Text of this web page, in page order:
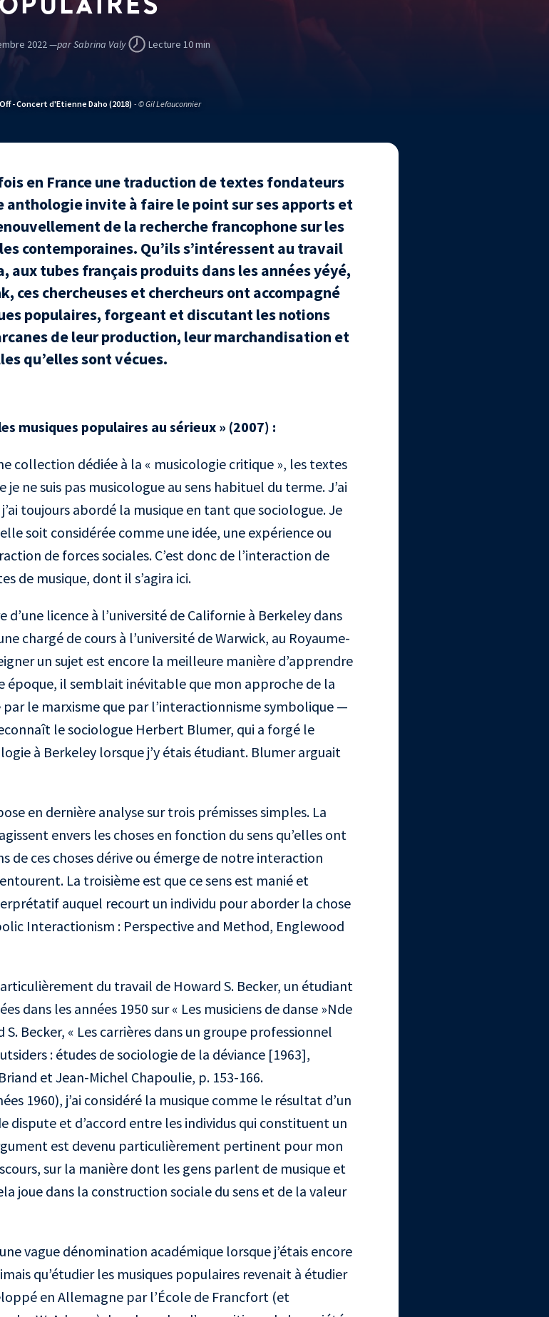
2022 —par Sabrina Valy Lecture 10 min
- Concert d'Etienne Daho (2018) - © Gil Lefauconnier
en France une traduction de textes fondateurs
anthologie invite à faire le point sur ses apports et
de la recherche francophone sur les
contemporaines. Qu’ils s’intéressent au travail
aux tubes français produits dans les années yéyé,
ces chercheuses et chercheurs ont accompagné
populaires, forgeant et discutant les notions
de leur production, leur marchandisation et
qu’elles sont vécues.
musiques populaires au sérieux » (2007) :
collection dédiée à la « musicologie critique », les textes
ne suis pas musicologue au sens habituel du terme. J’ai
toujours abordé la musique en tant que sociologue. Je
soit considérée comme une idée, une expérience ou
de forces sociales. C’est donc de l’interaction de
de musique, dont il s’agira ici.
d’une licence à l’université de Californie à Berkeley dans
chargé de cours à l’université de Warwick, au Royaume-
un sujet est encore la meilleure manière d’apprendre
époque, il semblait inévitable que mon approche de la
le marxisme que par l’interactionnisme symbolique —
le sociologue Herbert Blumer, qui a forgé le
à Berkeley lorsque j’y étais étudiant. Blumer arguait
en dernière analyse sur trois prémisses simples. La
envers les choses en fonction du sens qu’elles ont
de ces choses dérive ou émerge de notre interaction
La troisième est que ce sens est manié et
auquel recourt un individu pour aborder la chose
Interactionism : Perspective and Method, Englewood
du travail de Howard S. Becker, un étudiant
dans les années 1950 sur « Les musiciens de danse »Nde
Becker, « Les carrières dans un groupe professionnel
: études de sociologie de la déviance [1963],
et Jean-Michel Chapoulie, p. 153-166.
1960), j’ai considéré la musique comme le résultat d’un
dispute et d’accord entre les individus qui constituent un
est devenu particulièrement pertinent pour mon
sur la manière dont les gens parlent de musique et
joue dans la construction sociale du sens et de la valeur
vague dénomination académique lorsque j’étais encore
qu’étudier les musiques populaires revenait à étudier
en Allemagne par l’École de Francfort (et